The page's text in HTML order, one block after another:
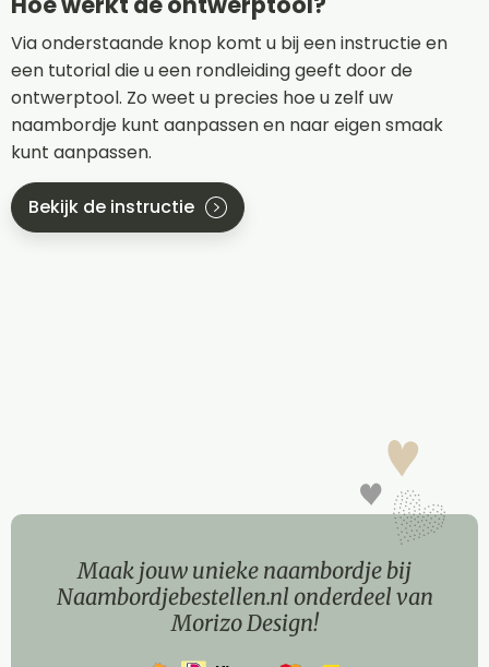
Via onderstaande knop komt u bij een instructie en
een tutorial die u een rondleiding geeft door de
ontwerptool. Zo weet u precies hoe u zelf uw
naambordje kunt aanpassen en naar eigen smaak
kunt aanpassen.
Bekijk de instructie
Maak jouw unieke naambordje bij
Naambordjebestellen.nl onderdeel van
Morizo Design!